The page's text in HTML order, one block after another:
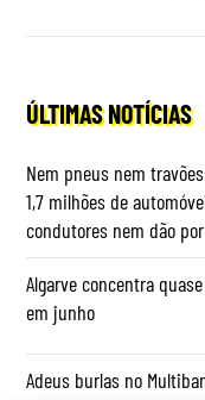
ÚLTIMAS NOTÍCIAS
Nem pneus nem
1,7 milhões de
condutores nem dão
Algarve concentra
em junho
Adeus burlas no